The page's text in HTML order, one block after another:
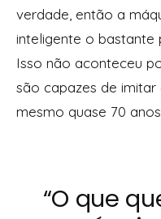
verdade, então a
inteligente o bastante
Isso não aconteceu
são capazes de imitar
mesmo quase 70
“O que